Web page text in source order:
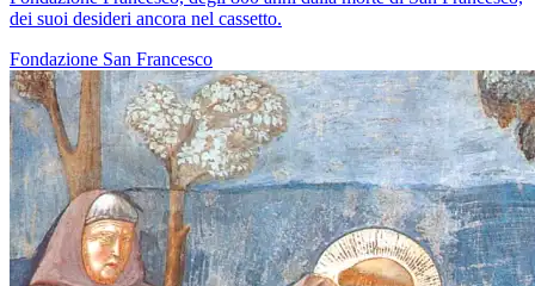
dei suoi desideri ancora nel cassetto.
Fondazione San Francesco